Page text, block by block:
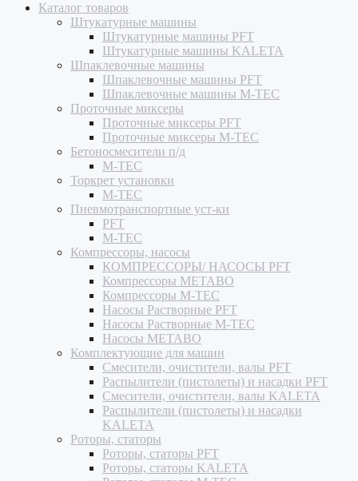
Каталог товаров
Штукатурные машины
Штукатурные машины PFT
Штукатурные машины KALETA
Шпаклевочные машины
Шпаклевочные машины PFT
Шпаклевочные машины M-TEC
Проточные миксеры
Проточные миксеры PFT
Проточные миксеры M-TEC
Бетоносмесители п/д
M-TEC
Торкрет установки
M-TEC
Пневмотранспортные уст-ки
PFT
M-TEC
Компрессоры, насосы
КОМПРЕССОРЫ/ НАСОСЫ PFT
Компрессоры METABO
Компрессоры M-TEC
Насосы Растворные PFT
Насосы Растворные M-TEC
Насосы METABO
Комплектующие для машин
Смесители, очистители, валы PFT
Распылители (пистолеты) и насадки PFT
Смесители, очистители, валы KALETA
Распылители (пистолеты) и насадки
KALETA
Роторы, статоры
Роторы, статоры PFT
Роторы, статоры KALETA